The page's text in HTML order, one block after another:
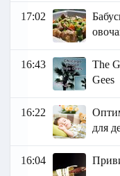
17:02
16:43
The
Gees
16:22
для
16:04